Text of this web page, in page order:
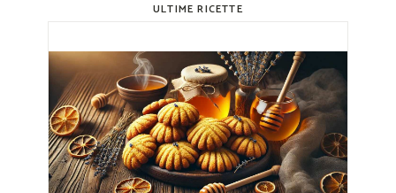
ULTIME RICETTE